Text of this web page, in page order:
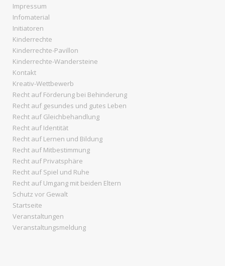
Impressum
Infomaterial
Initiatoren
Kinderrechte
Kinderrechte-Pavillon
Kinderrechte-Wandersteine
Kontakt
Kreativ-Wettbewerb
Recht auf Förderung bei Behinderung
Recht auf gesundes und gutes Leben
Recht auf Gleichbehandlung
Recht auf Identität
Recht auf Lernen und Bildung
Recht auf Mitbestimmung
Recht auf Privatsphäre
Recht auf Spiel und Ruhe
Recht auf Umgang mit beiden Eltern
Schutz vor Gewalt
Startseite
Veranstaltungen
Veranstaltungsmeldung